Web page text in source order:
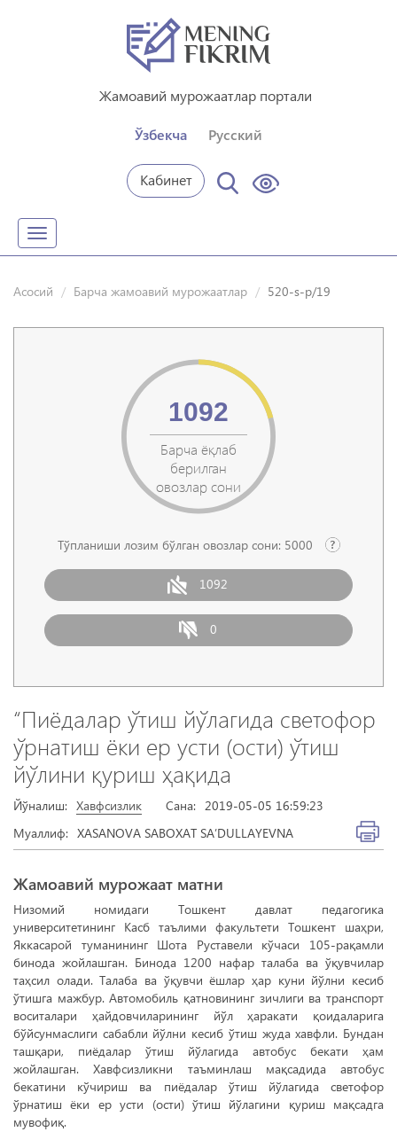
Жамоавий мурожаатлар портали
Ўзбекча Русский
Кабинет
Toggle
navigation
Асосий Барча жамоавий мурожаатлар 520-s-p/19
Барча ёқлаб
берилган
овозлар сони
1092
Тўпланиши лозим бўлган овозлар сони: 5000
1092
0
“Пиёдалар ўтиш йўлагида светофор
ўрнатиш ёки ер усти (ости) ўтиш
йўлини қуриш ҳақида
Йўналиш: Хавфсизлик Сана: 2019-05-05 16:59:23
Муаллиф: XASANOVA SABOXAT SA’DULLAYEVNA
Жамоавий мурожаат матни
Низомий номидаги Тошкент давлат педагогика
университетининг Касб таълими факультети Тошкент шаҳри,
Яккасарой туманининг Шота Руставели кўчаси 105-рақамли
бинода жойлашган. Бинода 1200 нафар талаба ва ўқувчилар
таҳсил олади. Талаба ва ўқувчи ёшлар ҳар куни йўлни кесиб
ўтишга мажбур. Автомобиль қатновининг зичлиги ва транспорт
воситалари ҳайдовчиларининг йўл ҳаракати қоидаларига
бўйсунмаслиги сабабли йўлни кесиб ўтиш жуда хавфли. Бундан
ташқари, пиёдалар ўтиш йўлагида автобус бекати ҳам
жойлашган. Хавфсизликни таъминлаш мақсадида автобус
бекатини кўчириш ва пиёдалар ўтиш йўлагида светофор
ўрнатиш ёки ер усти (ости) ўтиш йўлагини қуриш мақсадга
мувофиқ.